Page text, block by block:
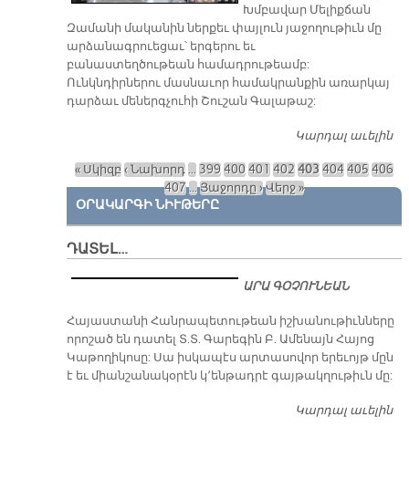
Խմբավար Մելիքճան
Զամանի մականին ներքեւ փայլուն յաջողութիւն մը
արձանագրուեցաւ՝ երգերու եւ
բանաստեղծութեան համադրութեամբ:
Ունկնդիրներու մասնաւոր համակրանքին առարկայ
դարձաւ մեներգչուհի Շուշան Գալաթաշ:
Կարդալ աւելին
Էջեր
« Սկիզբ‹ Նախորդ… 399400401 402403404405406
407… Յաջորդը ›Վերջ »
ՕՐԱԿԱՐԳԻ ՆԻՒԹԵՐԸ
ԴԱՏԵԼ…
ԱՐԱ ԳՕՉՈՒՆԵԱՆ
​Հայաստանի
Հանրապետութեան
իշխանութիւնները
որոշած են դատել Տ.Տ.
Հայոց Կաթողիկոսը: Սա